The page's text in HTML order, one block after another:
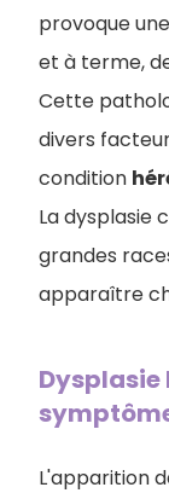
provoque une
et à terme,
Cette
divers
condition
La dysplasie
grandes
apparaître
Dysplasie
L'apparition